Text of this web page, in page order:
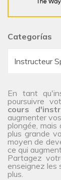
Categorías
En tant
poursuivre
cours
augmenter
plongée, mais
plus grande
moyen de
ce qui
Partagez
enseignez les
plus.